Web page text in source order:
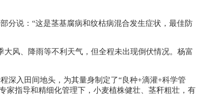
分说：“这是茎基腐病和纹枯病混合发生症状，最佳防
风、降雨等不利天气，但全程未出现倒伏情况。杨富
深入田间地头，为其量身制定了“良种+滴灌+科学管
家指导和精细化管理下，小麦植株健壮、茎秆粗壮，有